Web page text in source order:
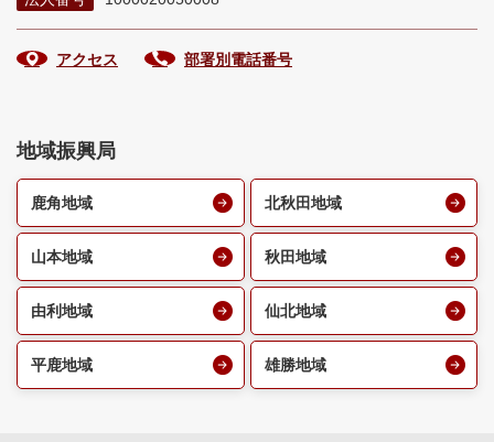
アクセス 部署別電話番号
地域振興局
鹿角地域 北秋田地域
山本地域 秋田地域
由利地域 仙北地域
平鹿地域 雄勝地域